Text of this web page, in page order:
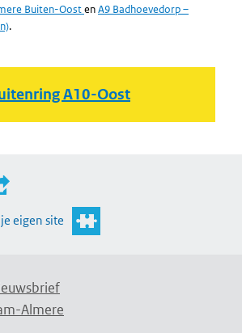
Buiten-OostenA9 Badhoevedorp –
.
A10-Oost
eigen site
Almere